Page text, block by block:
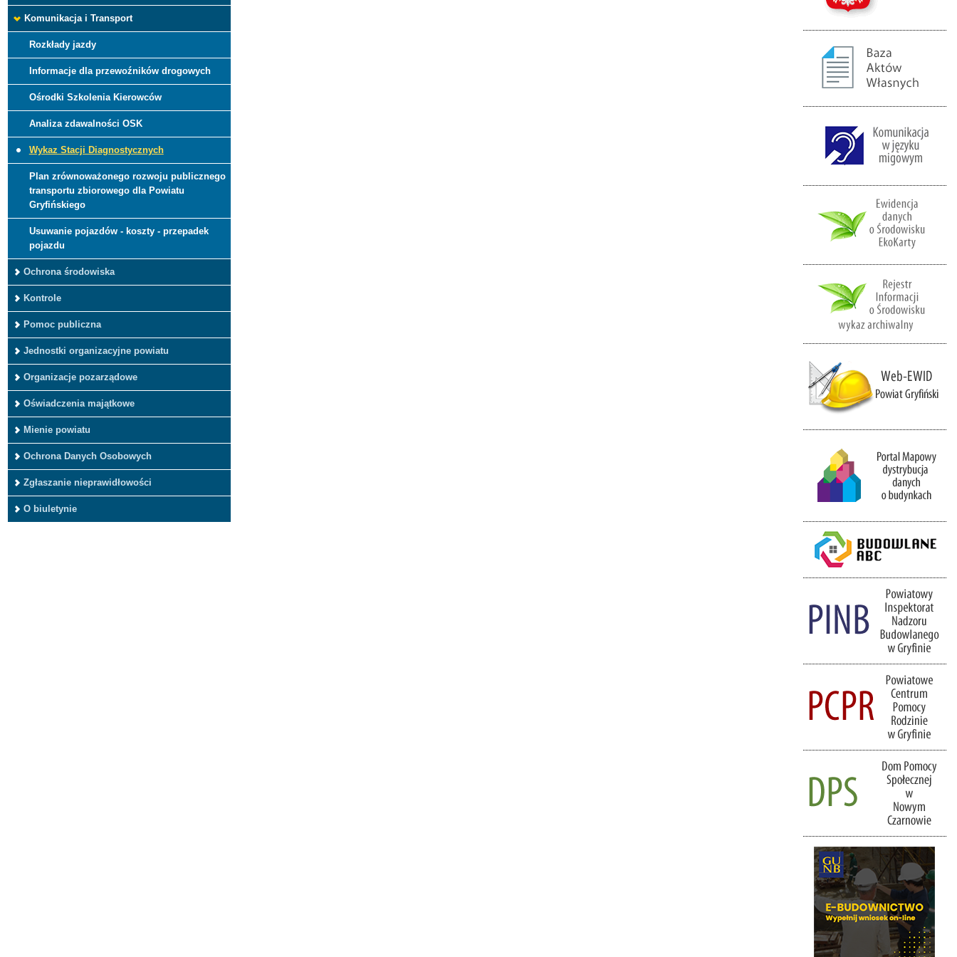
Komunikacja i Transport
Rozkłady jazdy
Informacje dla przewoźników drogowych
Ośrodki Szkolenia Kierowców
Analiza zdawalności OSK
Wykaz Stacji Diagnostycznych
Plan zrównoważonego rozwoju publicznego
transportu zbiorowego dla Powiatu
Gryfińskiego
Usuwanie pojazdów - koszty - przepadek
pojazdu
Ochrona środowiska
Kontrole
Pomoc publiczna
Jednostki organizacyjne powiatu
Organizacje pozarządowe
Oświadczenia majątkowe
Mienie powiatu
Ochrona Danych Osobowych
Zgłaszanie nieprawidłowości
O biuletynie